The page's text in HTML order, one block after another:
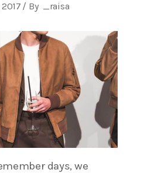
By _raisa
days, we